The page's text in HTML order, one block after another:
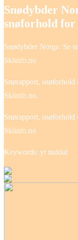
Snødybder
snøforhold for
Snødybder Norge. Se
Skiinfo.no
Snørapport,
Skiinfo.no.
Snørapport,
Skiinfo.no
Keywords: yr tuddal